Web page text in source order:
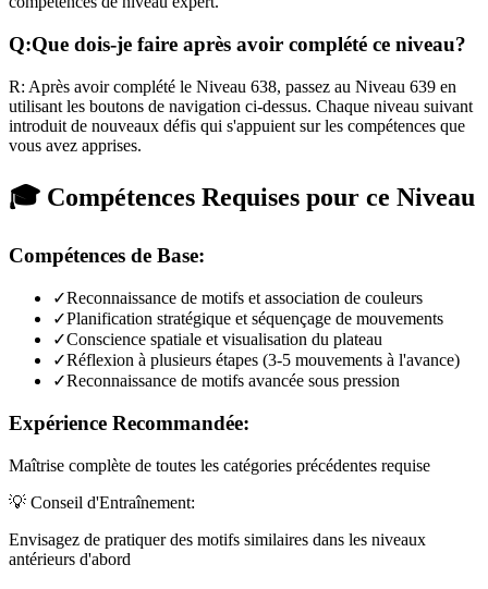
Q:Que dois-je faire après avoir complété ce niveau?
R: Après avoir complété le Niveau 638, passez au Niveau 639 en
utilisant les boutons de navigation ci-dessus. Chaque niveau suivant
introduit de nouveaux défis qui s'appuient sur les compétences que
vous avez apprises.
🎓 Compétences Requises pour ce Niveau
Compétences de Base:
✓Reconnaissance de motifs et association de couleurs
✓Planification stratégique et séquençage de mouvements
✓Conscience spatiale et visualisation du plateau
✓Réflexion à plusieurs étapes (3-5 mouvements à l'avance)
✓Reconnaissance de motifs avancée sous pression
Expérience Recommandée:
Maîtrise complète de toutes les catégories précédentes requise
💡 Conseil d'Entraînement:
Envisagez de pratiquer des motifs similaires dans les niveaux
antérieurs d'abord